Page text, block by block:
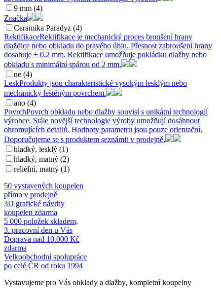
9 mm (4)
Značka
Ceramika Paradyz (4)
RektifikaceRektifikace je mechanický proces broušení hrany
dlaždice nebo obkladu do pravého úhlu. Přesnost zabroušení hrany
dosahuje ± 0,2 mm. Rektifikace umožňuje pokládku dlažby nebo
obkladu s minimální spárou od 2 mm.
ne (4)
LeskProdukty jsou charakteristické vysokým lesklým nebo
mechanicky leštěným povrchem.
ano (4)
PovrchPovrch obkladu nebo dlažby souvisí s unikátní technologií
výrobce. Stále novější technologie výroby umožňují dosáhnout
ohromujících detailů. Hodnoty parametru jsou pouze orientační.
Doporučujeme se s produktem seznámit v prodejně.
hladký, lesklý (1)
hladký, matný (2)
reliéfní, matný (1)
50 vystavených koupelen
přímo v prodejně
3D grafické návrhy
koupelen zdarma
5 000 položek skladem,
3. pracovní den u Vás
Doprava nad 10.000 Kč
zdarma
Velkoobchodní spolupráce
po celé ČR od roku 1994
Vystavujeme pro Vás obklady a dlažby, kompletní koupelny